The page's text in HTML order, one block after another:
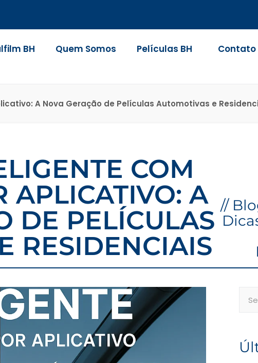
BH Quem Somos Películas BH Contato
A Nova Geração de Películas Automotivas e
COM
APLICATIVO: A
DE PELÍCULAS
RESIDENCIAIS
//